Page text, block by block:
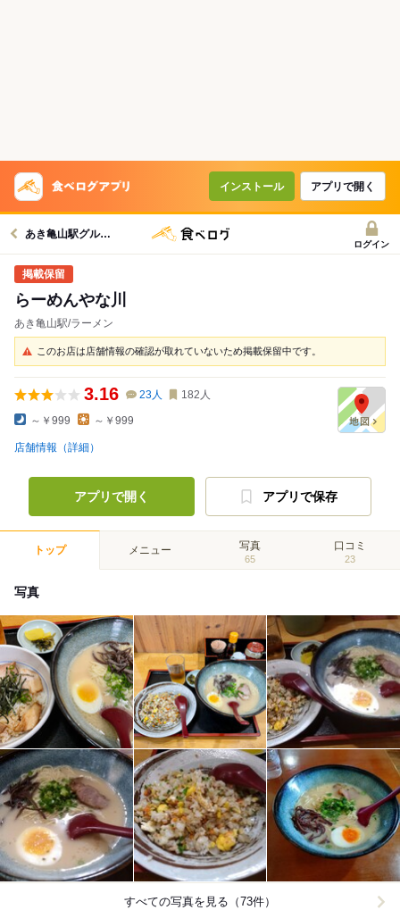
インストール アプリで開く
あき亀山駅グルメへ
ログイン
らーめんやな川
あき亀山駅/ラーメン
このお店は店舗情報の確認が取れていないため掲載保留中です。
3.16 23人 182 人
～￥999 ～￥999
店舗情報（詳細）
アプリで開く アプリで保存
トップ メニュー 写真
65
口コミ
23
写真
すべての写真を見る（73件）